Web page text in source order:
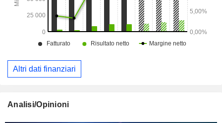
Altri dati finanziari
Analisi/Opinioni